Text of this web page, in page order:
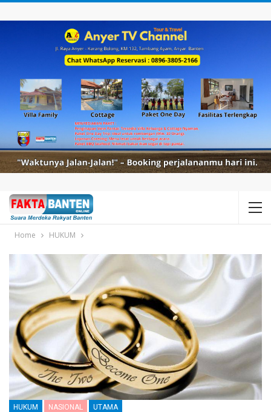
Home HUKUM
HUKUM NASIONAL UTAMA